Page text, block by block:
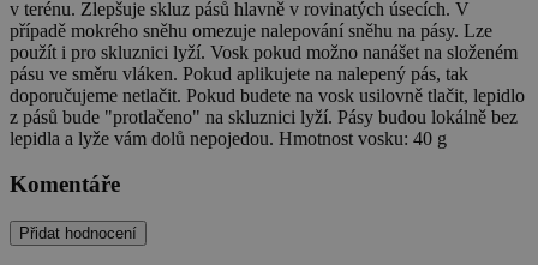
v terénu. Zlepšuje skluz pásů hlavně v rovinatých úsecích. V
případě mokrého sněhu omezuje nalepování sněhu na pásy. Lze
použít i pro skluznici lyží. Vosk pokud možno nanášet na složeném
pásu ve směru vláken. Pokud aplikujete na nalepený pás, tak
doporučujeme netlačit. Pokud budete na vosk usilovně tlačit, lepidlo
z pásů bude "protlačeno" na skluznici lyží. Pásy budou lokálně bez
lepidla a lyže vám dolů nepojedou. Hmotnost vosku: 40 g
Komentáře
Přidat hodnocení